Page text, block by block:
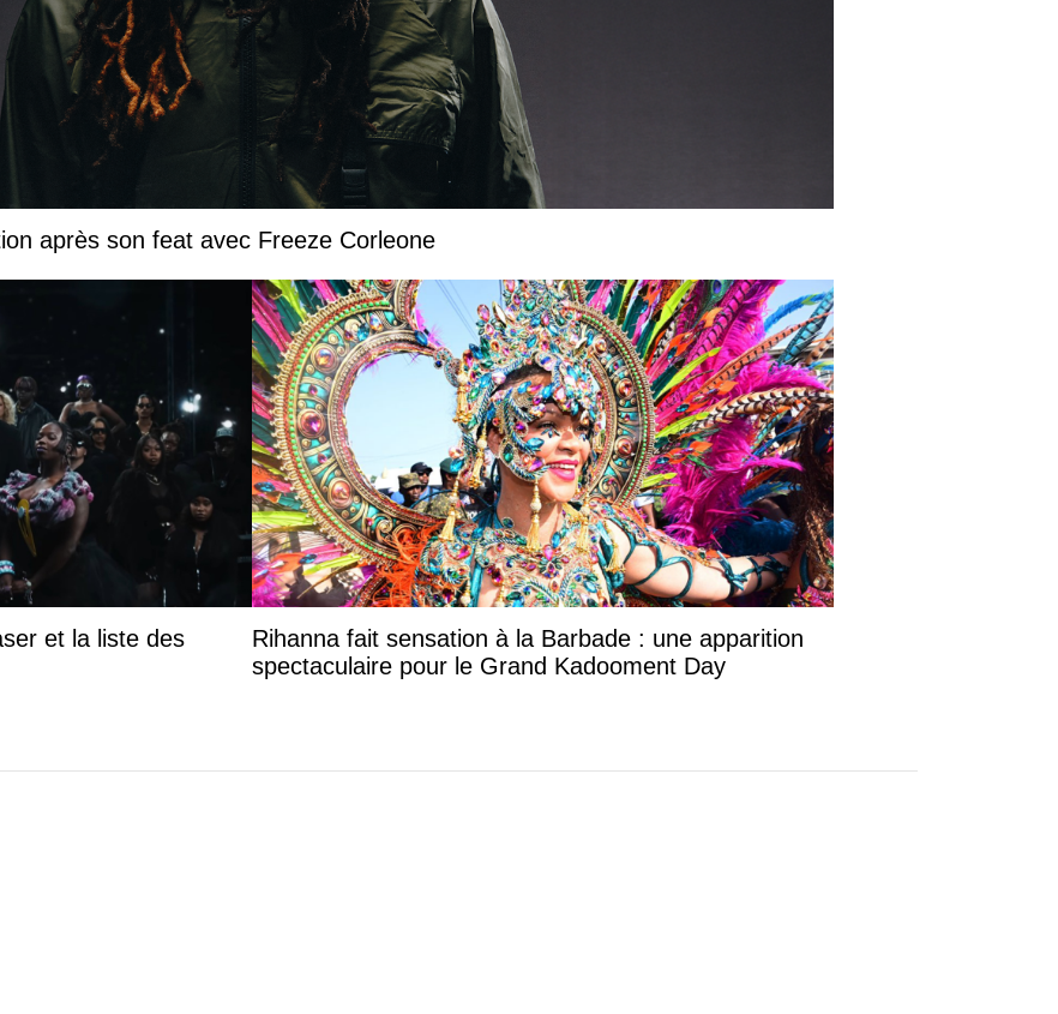
après son feat avec Freeze Corleone
et la liste des
Rihanna fait sensation à la Barbade : une apparition
spectaculaire pour le Grand Kadooment Day